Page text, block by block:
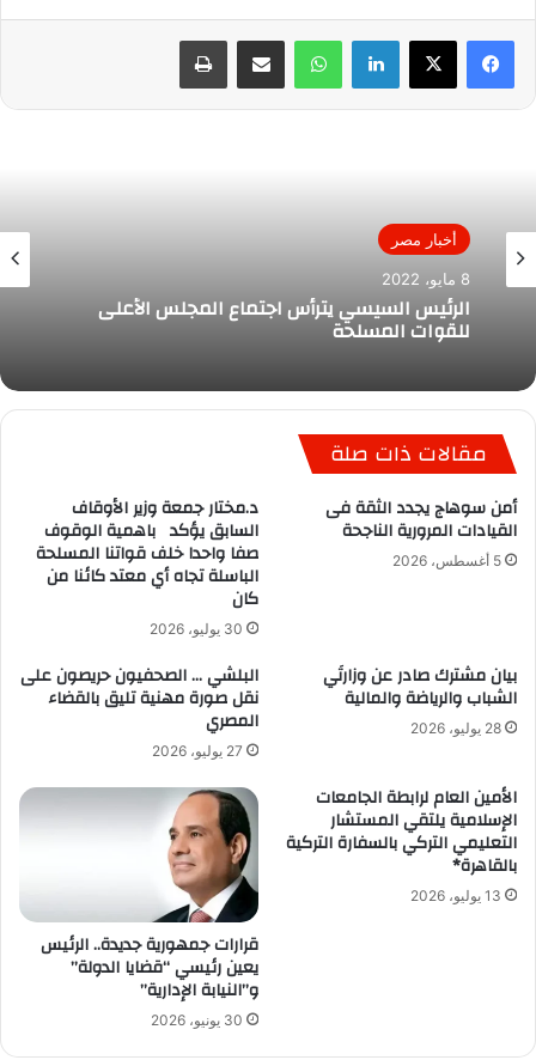
لينكدإن واتساب مشاركة عبر البريد طباعة
أخبار مصر
8 مايو، 2022
الرئيس السيسي يترأس اجتماع المجلس الأعلى
للقوات المسلحة
مقالات ذات صلة
أمن سوهاج يجدد الثقة فى
القيادات المرورية الناجحة
5 أغسطس، 2026
د.مختار جمعة وزير الأوقاف
السابق يؤكد باهمية الوقوف
صفا واحدا خلف قواتنا المسلحة
الباسلة تجاه أي معتد كائنا من
كان
30 يوليو، 2026
بيان مشترك صادر عن وزارتَي
الشباب والرياضة والمالية
28 يوليو، 2026
البلشي … الصحفيون حريصون على
نقل صورة مهنية تليق بالقضاء
المصري
27 يوليو، 2026
الأمين العام لرابطة الجامعات
الإسلامية يلتقي المستشار
التعليمي التركي بالسفارة التركية
بالقاهرة*
13 يوليو، 2026
قرارات جمهورية جديدة.. الرئيس
يعين رئيسي “قضايا الدولة”
و”النيابة الإدارية”
30 يونيو، 2026